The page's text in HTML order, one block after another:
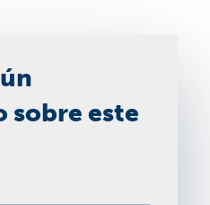
sobre este